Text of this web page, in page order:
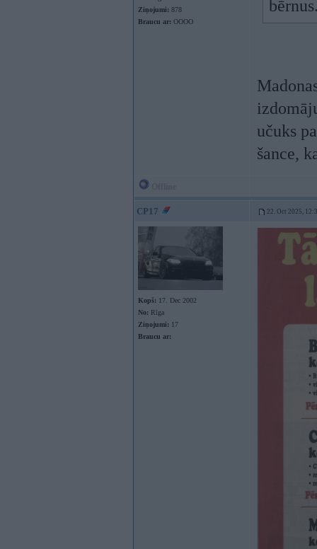
Ziņojumi: 878
Braucu ar: OOOO
učuks
šance,
CP17 22. Oct 2025,
Kopš: 17. Dec 2002
No: Rīga
Ziņojumi: 17
Braucu ar: